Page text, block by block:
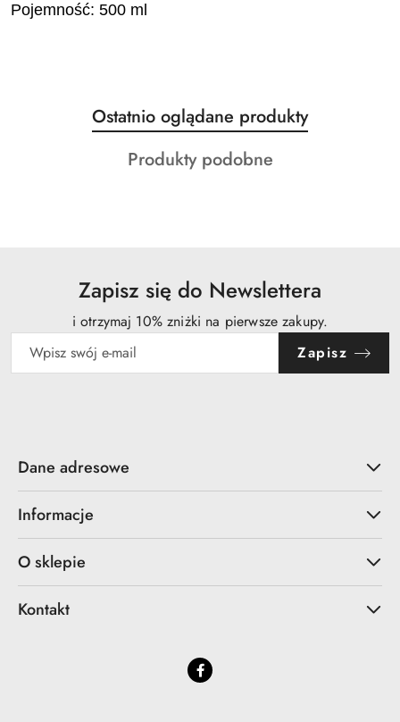
Pojemność: 500 ml
Pomiń karuzelę produktów
Produkty
o
statusie:
Ostatnio oglądane produkty
Produkty
Produkty podobne
Zapisz się do Newslettera
i otrzymaj 10% zniżki na pierwsze zakupy.
Zapisz
Dane adresowe
Informacje
O sklepie
Kontakt